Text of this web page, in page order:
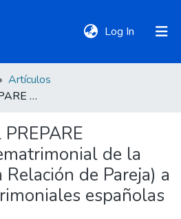
Log In (current)
Artículos
Adaptación del PREPARE (Evaluación Prematrimonial de la Persona y de la Relación de Pareja) a parejas prematrimoniales españolas
de la
de Pareja) a
españolas